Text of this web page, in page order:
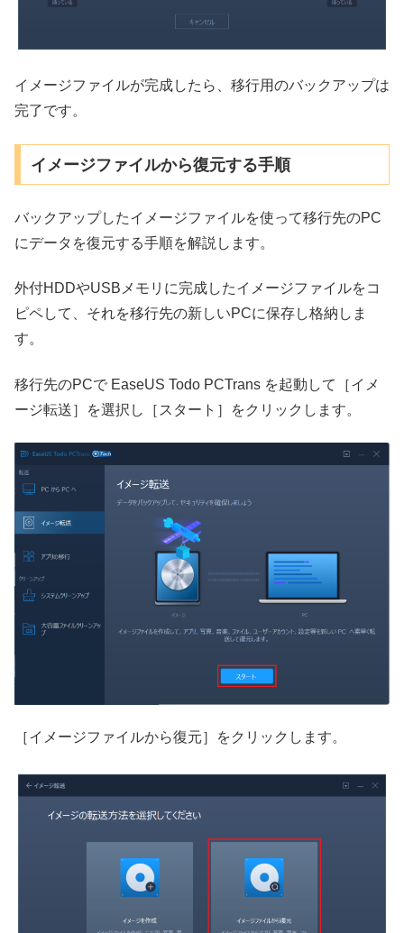
イメージファイルが完成したら、移行用のバックアップは
完了です。
イメージファイルから復元する手順
バックアップしたイメージファイルを使って移行先のPC
にデータを復元する手順を解説します。
外付HDDやUSBメモリに完成したイメージファイルをコ
ピペして、それを移行先の新しいPCに保存し格納しま
す。
移行先のPCで EaseUS Todo PCTrans を起動して［イメ
ージ転送］を選択し［スタート］をクリックします。
［イメージファイルから復元］をクリックします。